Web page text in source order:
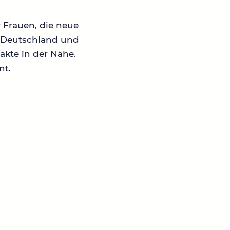
die neue
und
in der Nähe.